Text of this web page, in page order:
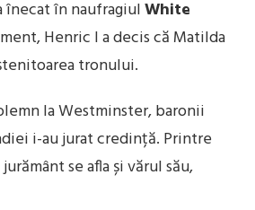
în naufragiulWhite
Henric I a decis că Matilda
tronului.
la Westminster, baronii
i-au jurat credință. Printre
se afla și vărul său,